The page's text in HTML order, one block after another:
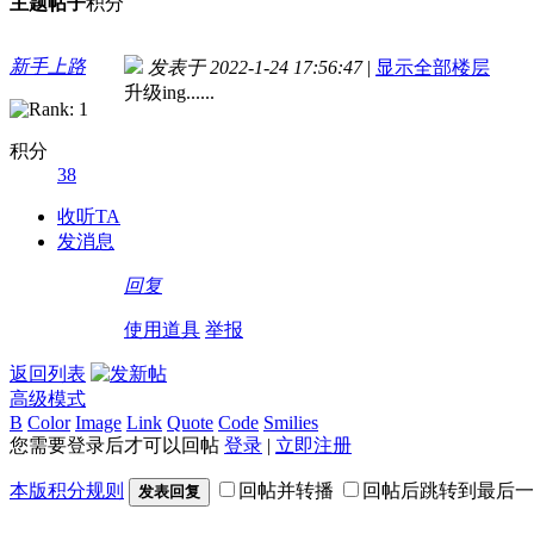
新手上路
积分
38
收听TA
发消息
发表于 2022-1-24 17:56:47 | 显示全部楼层
升级ing......
回复
使用道具 举报
返回列表
高级模式
B Color Image Link Quote Code Smilies
您需要登录后才可以回帖 登录 | 立即注册
本版积分规则 发表回复 回帖并转播 回帖后跳转到最后